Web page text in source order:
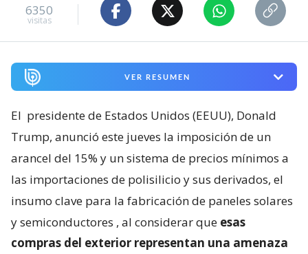
6350
visitas
VER RESUMEN
El presidente de Estados Unidos (EEUU), Donald
Trump, anunció este jueves la imposición de un
arancel del 15% y un sistema de precios mínimos a
las importaciones de polisilicio y sus derivados, el
insumo clave para la fabricación de paneles solares
y semiconductores , al considerar que esas
compras del exterior representan una amenaza